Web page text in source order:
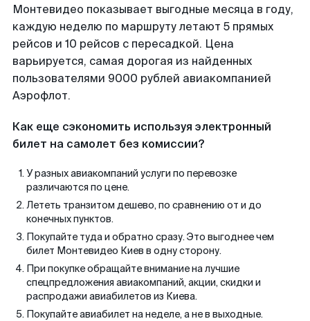
Монтевидео показывает выгодные месяца в году,
каждую неделю по маршруту летают 5 прямых
рейсов и 10 рейсов с пересадкой. Цена
варьируется, самая дорогая из найденных
пользователями 9000 рублей авиакомпанией
Аэрофлот.
Как еще сэкономить используя электронный
билет на самолет без комиссии?
У разных авиакомпаний услуги по перевозке
различаются по цене.
Лететь транзитом дешево, по сравнению от и до
конечных пунктов.
Покупайте туда и обратно сразу. Это выгоднее чем
билет Монтевидео Киев в одну сторону.
При покупке обращайте внимание на лучшие
спецпредложения авиакомпаний, акции, скидки и
распродажи авиабилетов из Киева.
Покупайте авиабилет на неделе, а не в выходные.